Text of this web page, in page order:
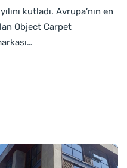
kutladı. Avrupa’nın en
Object Carpet